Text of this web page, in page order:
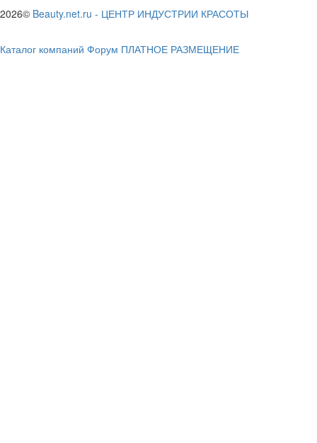
2026© Beauty.net.ru - ЦЕНТР ИНДУСТРИИ КРАСОТЫ
Каталог компаний Форум ПЛАТНОЕ РАЗМЕЩЕНИЕ